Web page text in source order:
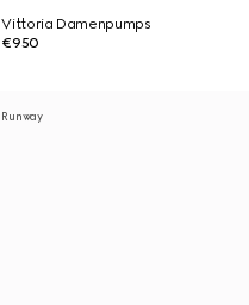
Vittoria Damenpumps
€950
Runway